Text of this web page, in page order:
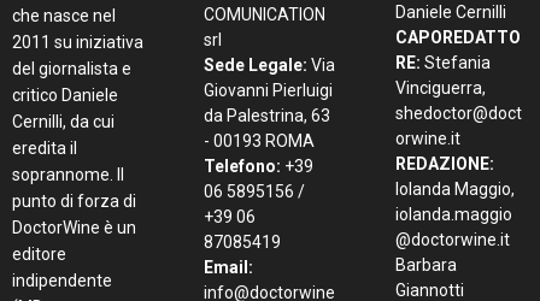
che nasce nel
2011 su iniziativa
del giornalista e
critico Daniele
Cernilli, da cui
eredita il
soprannome. Il
punto di forza di
DoctorWine è un
editore
indipendente
COMUNICATION
srl
Sede Legale: Via
Giovanni Pierluigi
da Palestrina, 63
- 00193 ROMA
Telefono: +39
06 5895156 /
+39 06
87085419
Email:
info@doctorwine
Daniele Cernilli
CAPOREDATTO
RE: Stefania
Vinciguerra,
shedoctor@doct
orwine.it
REDAZIONE:
Iolanda Maggio,
iolanda.maggio
@doctorwine.it
Barbara
Giannotti